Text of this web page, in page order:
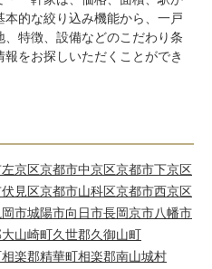
的な絞り込み機能から、一戸
特徴、設備などのこだわり条
をお探しいただくことができ
京区京都市中京区京都市下京区
見区京都市山科区京都市西京区
市城陽市向日市長岡京市八幡市
山崎町久世郡久御山町
相楽郡精華町相楽郡南山城村